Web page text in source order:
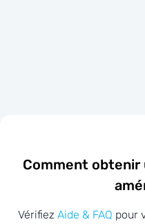
Comment obtenir
Vérifiez Aide & FAQ pour